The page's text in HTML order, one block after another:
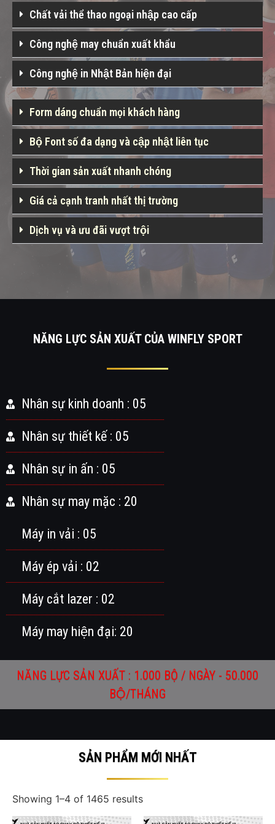
Chất vải thể thao ngoại nhập cao cấp
Công nghệ may chuẩn xuất khẩu
Công nghệ in Nhật Bản hiện đại
Form dáng chuẩn mọi khách hàng
Bộ Font số đa dạng và cập nhật liên tục
Thời gian sản xuất nhanh chóng
Giá cả cạnh tranh nhất thị trường
Dịch vụ và ưu đãi vượt trội
NĂNG LỰC SẢN XUẤT CỦA WINFLY SPORT
Nhân sự kinh doanh : 05
Nhân sự thiết kế : 05
Nhân sự in ấn : 05
Nhân sự may mặc : 20
Máy in vải : 05
Máy ép vải : 02
Máy cắt lazer : 02
Máy may hiện đại: 20
NĂNG LỰC SẢN XUẤT : 1.000 BỘ / NGÀY - 50.000
BỘ/THÁNG
SẢN PHẨM MỚI NHẤT
Showing 1–4 of 1465 results